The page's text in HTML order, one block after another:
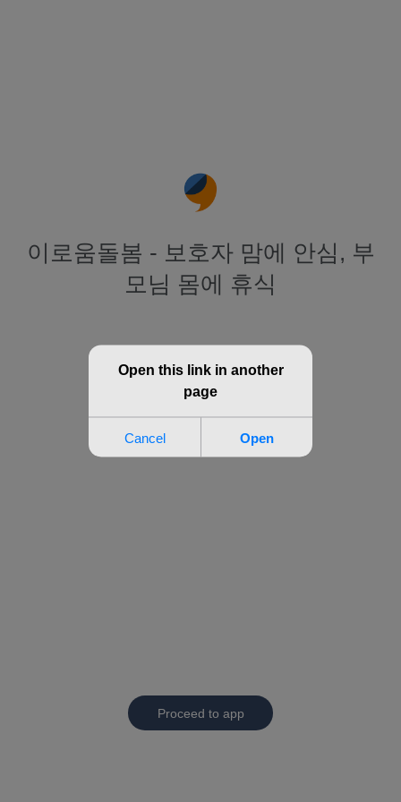
이로움돌봄 - 보호자 맘에 안심, 부
모님 몸에 휴식
Proceed to app